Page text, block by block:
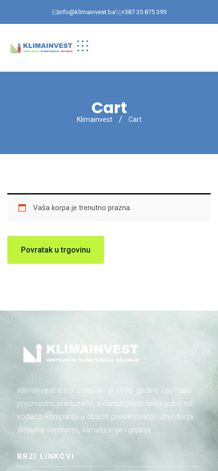
info@klimainvest.ba +387 35 875 399
Cart
Klimainvest Cart
Vaša korpa je trenutno prazna.
Povratak u trgovinu
Klimainvest d.o.o. osnovan je 1996. godine kao malo
proizvodno preduzeće, a danas predstavlja jednu od
vodećih kompanija u oblasti projektovanja i izvođenja
sistema ventilacije, klimatizacije i grijanja.
BRZI LINKOVI